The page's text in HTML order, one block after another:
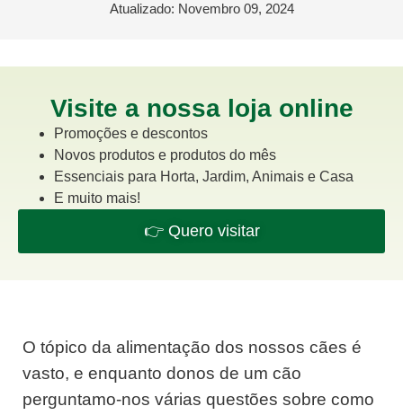
Atualizado: Novembro 09, 2024
Visite a nossa loja online
Promoções e descontos
Novos produtos e produtos do mês
Essenciais para Horta, Jardim, Animais e Casa
E muito mais!
👉 Quero visitar
O tópico da alimentação dos nossos cães é
vasto, e enquanto donos de um cão
perguntamo-nos várias questões sobre como